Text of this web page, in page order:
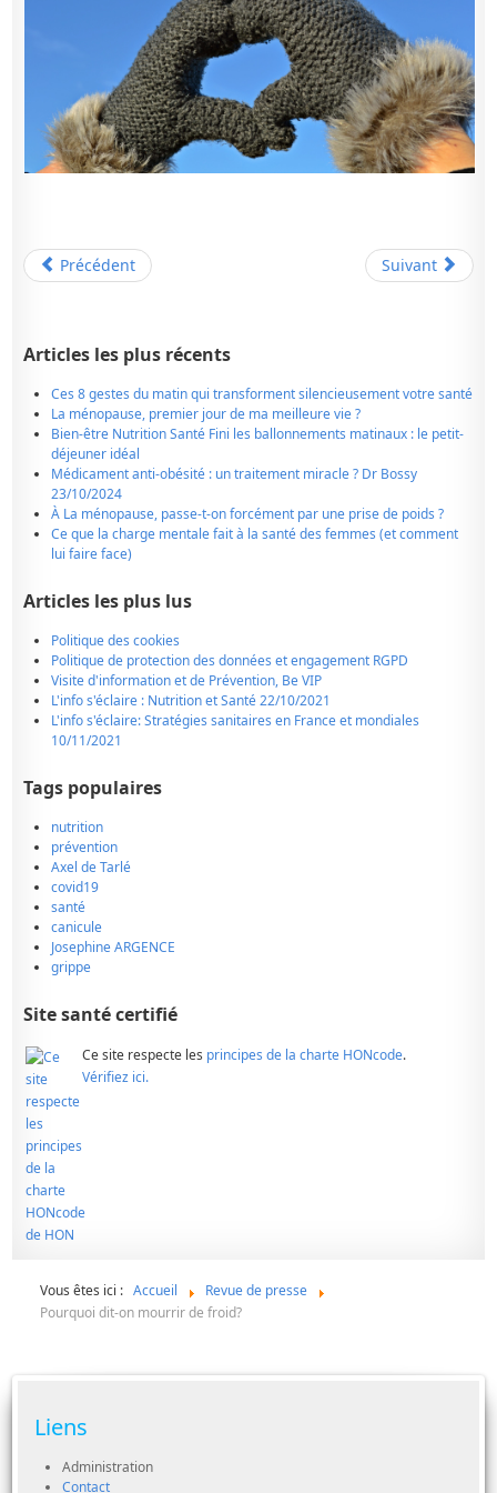
Précédent Suivant
Articles les plus récents
Ces 8 gestes du matin qui transforment silencieusement votre santé
La ménopause, premier jour de ma meilleure vie ?
Bien-être Nutrition Santé Fini les ballonnements matinaux : le petit-
déjeuner idéal
Médicament anti-obésité : un traitement miracle ? Dr Bossy
23/10/2024
À La ménopause, passe-t-on forcément par une prise de poids ?
Ce que la charge mentale fait à la santé des femmes (et comment
lui faire face)
Articles les plus lus
Politique des cookies
Politique de protection des données et engagement RGPD
Visite d'information et de Prévention, Be VIP
L'info s'éclaire : Nutrition et Santé 22/10/2021
L'info s'éclaire: Stratégies sanitaires en France et mondiales
10/11/2021
Tags populaires
nutrition
prévention
Axel de Tarlé
covid19
santé
canicule
Josephine ARGENCE
grippe
Site santé certifié
Ce site respecte les principes de la charte HONcode.
Vérifiez ici.
Vous êtes ici : Accueil
Revue de presse
Pourquoi dit-on mourrir de froid?
Liens
Administration
Contact